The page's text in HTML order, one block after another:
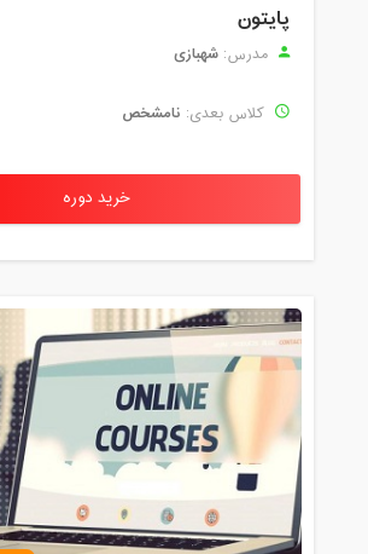
پایتون
مدرس: شهبازی
کلاس بعدی: نامشخص
خرید دوره